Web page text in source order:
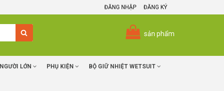
ĐĂNG NHẬP ĐĂNG KÝ
sản phẩm
LỚN PHỤ KIỆN BỘ GIỮ NHIỆT WETSUIT